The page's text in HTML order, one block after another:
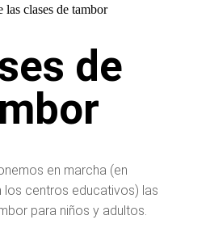
de
en marcha (en
centros educativos) las
para niños y adultos.